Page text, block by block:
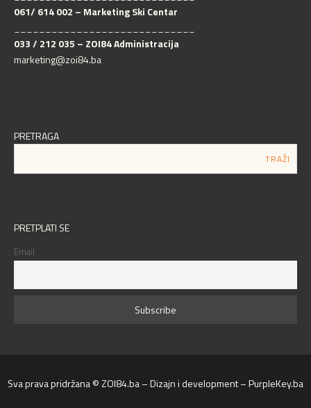
061/ 614 002 – Marketing Ski Centar
033 / 212 035 – ZOI84 Administracija
marketing@zoi84.ba
PRETRAGA
PRETPLATI SE
Email
Sva prava pridržana © ZOI84.ba – Dizajn i development – PurpleKey.ba